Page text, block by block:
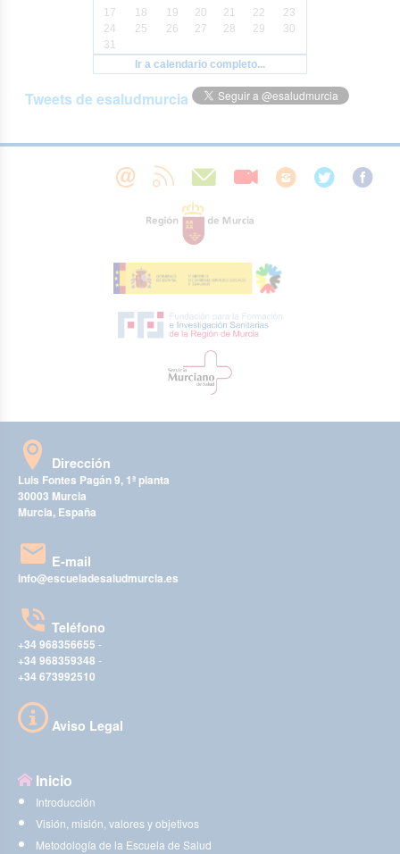
17
18 19 20 21 22
23
24
25 26 27 28 29
30
31
Ir a calendario completo...
Tweets de esaludmurcia
Dirección
Luis Fontes Pagán 9, 1ª planta
30003 Murcia
Murcia, España
E-mail
info@escueladesaludmurcia.es
Teléfono
+34 968356655 -
+34 968359348 -
+34 673992510
Aviso Legal
Inicio
Introducción
Visión, misión, valores y objetivos
Metodología de la Escuela de Salud